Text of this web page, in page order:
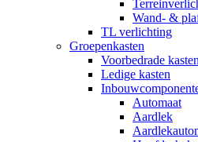
Wand- &
TL verlichting
Groepenkasten
Voorbedrade kasten
Ledige kasten
Automaat
Aardlek